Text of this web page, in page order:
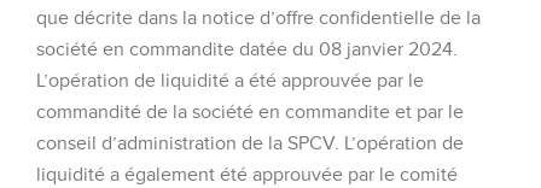
que décrite dans la notice d’offre confidentielle de la
société en commandite datée du 08 janvier 2024.
L’opération de liquidité a été approuvée par le
commandité de la société en commandite et par le
conseil d’administration de la SPCV. L’opération de
liquidité a également été approuvée par le comité